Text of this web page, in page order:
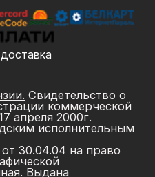
Свидетельство о
коммерческой
апреля 2000г.
исполнительным
30.04.04 на право
Выдана